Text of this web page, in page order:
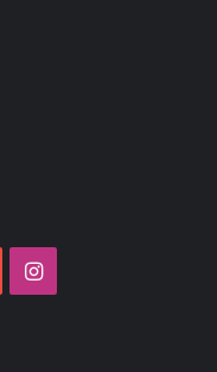
YouTubeInstagram